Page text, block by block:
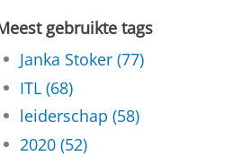
gebruikte tags
Janka Stoker (77)
ITL (68)
leiderschap (58)
2020 (52)